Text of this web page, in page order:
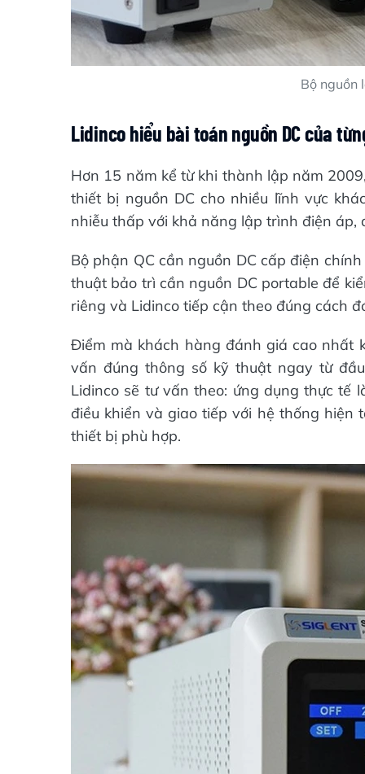
Bộ nguồn
Lidinco hiểu bài toán nguồn DC của
Hơn 15 năm kể từ khi thành lập năm
thiết bị nguồn DC cho nhiều lĩnh vực
nhiễu thấp với khả năng lập trình điện
Bộ phận QC cần nguồn DC cấp điện
thuật bảo trì cần nguồn DC portable để
riêng và Lidinco tiếp cận theo đúng cách
Điểm mà khách hàng đánh giá cao nhất
vấn đúng thông số kỹ thuật ngay từ
Lidinco sẽ tư vấn theo: ứng dụng thực tế
điều khiển và giao tiếp với hệ thống hiện
thiết bị phù hợp.